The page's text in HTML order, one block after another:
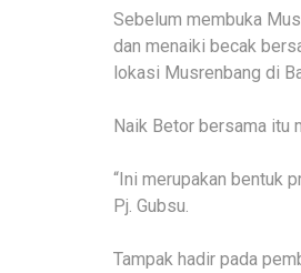
Sebelum membuka
dan menaiki becak
lokasi Musrenbang di
Naik Betor bersama itu
“Ini merupakan bentuk
Pj. Gubsu.
Tampak hadir pada